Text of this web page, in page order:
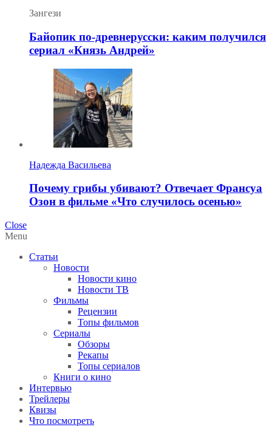
Зангези
Байопик по-древнерусски: каким получился
сериал «Князь Андрей»
Надежда Васильева
Почему грибы убивают? Отвечает Франсуа
Озон в фильме «Что случилось осенью»
Close
Menu
Статьи
Новости
Новости кино
Новости ТВ
Фильмы
Рецензии
Топы фильмов
Сериалы
Обзоры
Рекапы
Топы сериалов
Книги о кино
Интервью
Трейлеры
Квизы
Что посмотреть